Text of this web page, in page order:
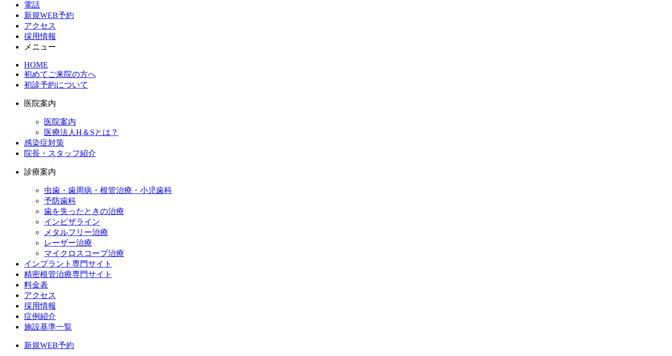
電話
新規WEB予約
アクセス
採用情報
メニュー
HOME
初めてご来院の方へ
初診予約について
医院案内
医院案内
医療法人H＆Sとは？
感染症対策
院長・スタッフ紹介
診療案内
虫歯・歯周病・根管治療・小児歯科
予防歯科
歯を失ったときの治療
インビザライン
メタルフリー治療
レーザー治療
マイクロスコープ治療
インプラント専門サイト
精密根管治療専門サイト
料金表
アクセス
採用情報
症例紹介
施設基準一覧
新規WEB予約